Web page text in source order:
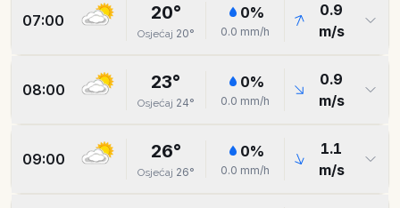
07:00 20°
Osjećaj 20°
0%
0.0 mm/h
0.9
m/s
08:00 23°
Osjećaj 24°
0%
0.0 mm/h
0.9
m/s
09:00 26°
Osjećaj 26°
0%
0.0 mm/h
1.1
m/s